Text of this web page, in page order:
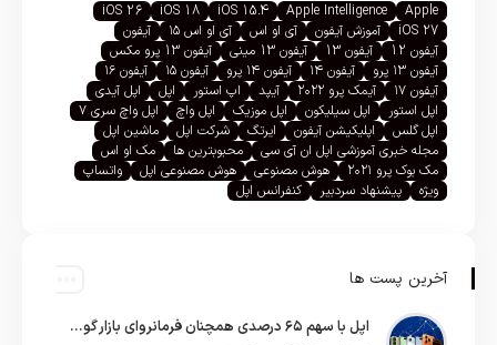
Apple
Apple Intelligence
iOS 15.4
iOS 18
iOS 26
iOS 27
آموزش آیفون آی او اس آی او اس ۱۵
آیفون
آیفون 12
آیفون 13 آیفون 13 مینی
آیفون 13 پرو مکس
آیفون ۱۳ پرو
آیفون ۱۴ آیفون ۱۴ پرو آیفون ۱۵
آیفون ۱۶
آیفون ۱۷
آیمک پرو ۲۰۲۲ آیپد اپ استور اپل
اپل آیدی
اپل استور
اپل سیلیکون اپل موزیک اپل واچ
اپل واچ سری ۷
اپل گلس
اپلیکیشن آیفون ایرتگ شرکت اپل
ماشین اپل
مجله خبری آموزشی اپل ان آی سی
محبوبترین ها
مک او اس
مک بوک پرو ۲۰۲۱
هوش مصنوعی هوش مصنوعی اپل
واتساپ
ویژه
پیشنهاد سردبیر کنفرانس اپل
آخرین پست ها
اپل با سهم ۶۵ درصدی همچنان فرمانروای بازار گوشی‌های پریمیوم جهان است